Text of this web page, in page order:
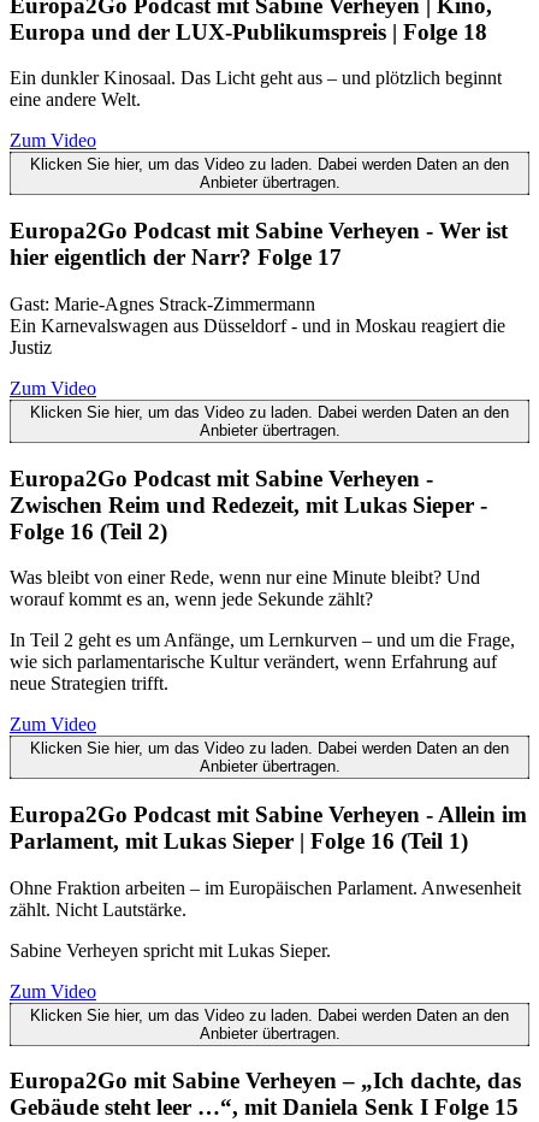
Europa und der LUX-Publikumspreis | Folge 18
Ein dunkler Kinosaal. Das Licht geht aus – und plötzlich beginnt
eine andere Welt.
Zum Video
Klicken Sie hier, um das Video zu laden. Dabei werden Daten an den
Anbieter übertragen.
Europa2Go Podcast mit Sabine Verheyen - Wer ist
hier eigentlich der Narr? Folge 17
Gast: Marie-Agnes Strack-Zimmermann
Ein Karnevalswagen aus Düsseldorf - und in Moskau reagiert die
Justiz
Zum Video
Klicken Sie hier, um das Video zu laden. Dabei werden Daten an den
Anbieter übertragen.
Europa2Go Podcast mit Sabine Verheyen -
Zwischen Reim und Redezeit, mit Lukas Sieper -
Folge 16 (Teil 2)
Was bleibt von einer Rede, wenn nur eine Minute bleibt? Und
worauf kommt es an, wenn jede Sekunde zählt?
In Teil 2 geht es um Anfänge, um Lernkurven – und um die Frage,
wie sich parlamentarische Kultur verändert, wenn Erfahrung auf
neue Strategien trifft.
Zum Video
Klicken Sie hier, um das Video zu laden. Dabei werden Daten an den
Anbieter übertragen.
Europa2Go Podcast mit Sabine Verheyen - Allein im
Parlament, mit Lukas Sieper | Folge 16 (Teil 1)
Ohne Fraktion arbeiten – im Europäischen Parlament. Anwesenheit
zählt. Nicht Lautstärke.
Sabine Verheyen spricht mit Lukas Sieper.
Zum Video
Klicken Sie hier, um das Video zu laden. Dabei werden Daten an den
Anbieter übertragen.
Europa2Go mit Sabine Verheyen – „Ich dachte, das
Gebäude steht leer …“, mit Daniela Senk I Folge 15